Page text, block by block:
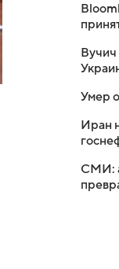
Умер
Иран
СМИ: